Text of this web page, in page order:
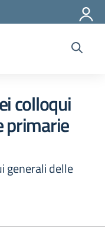
colloqui
primarie
generali delle